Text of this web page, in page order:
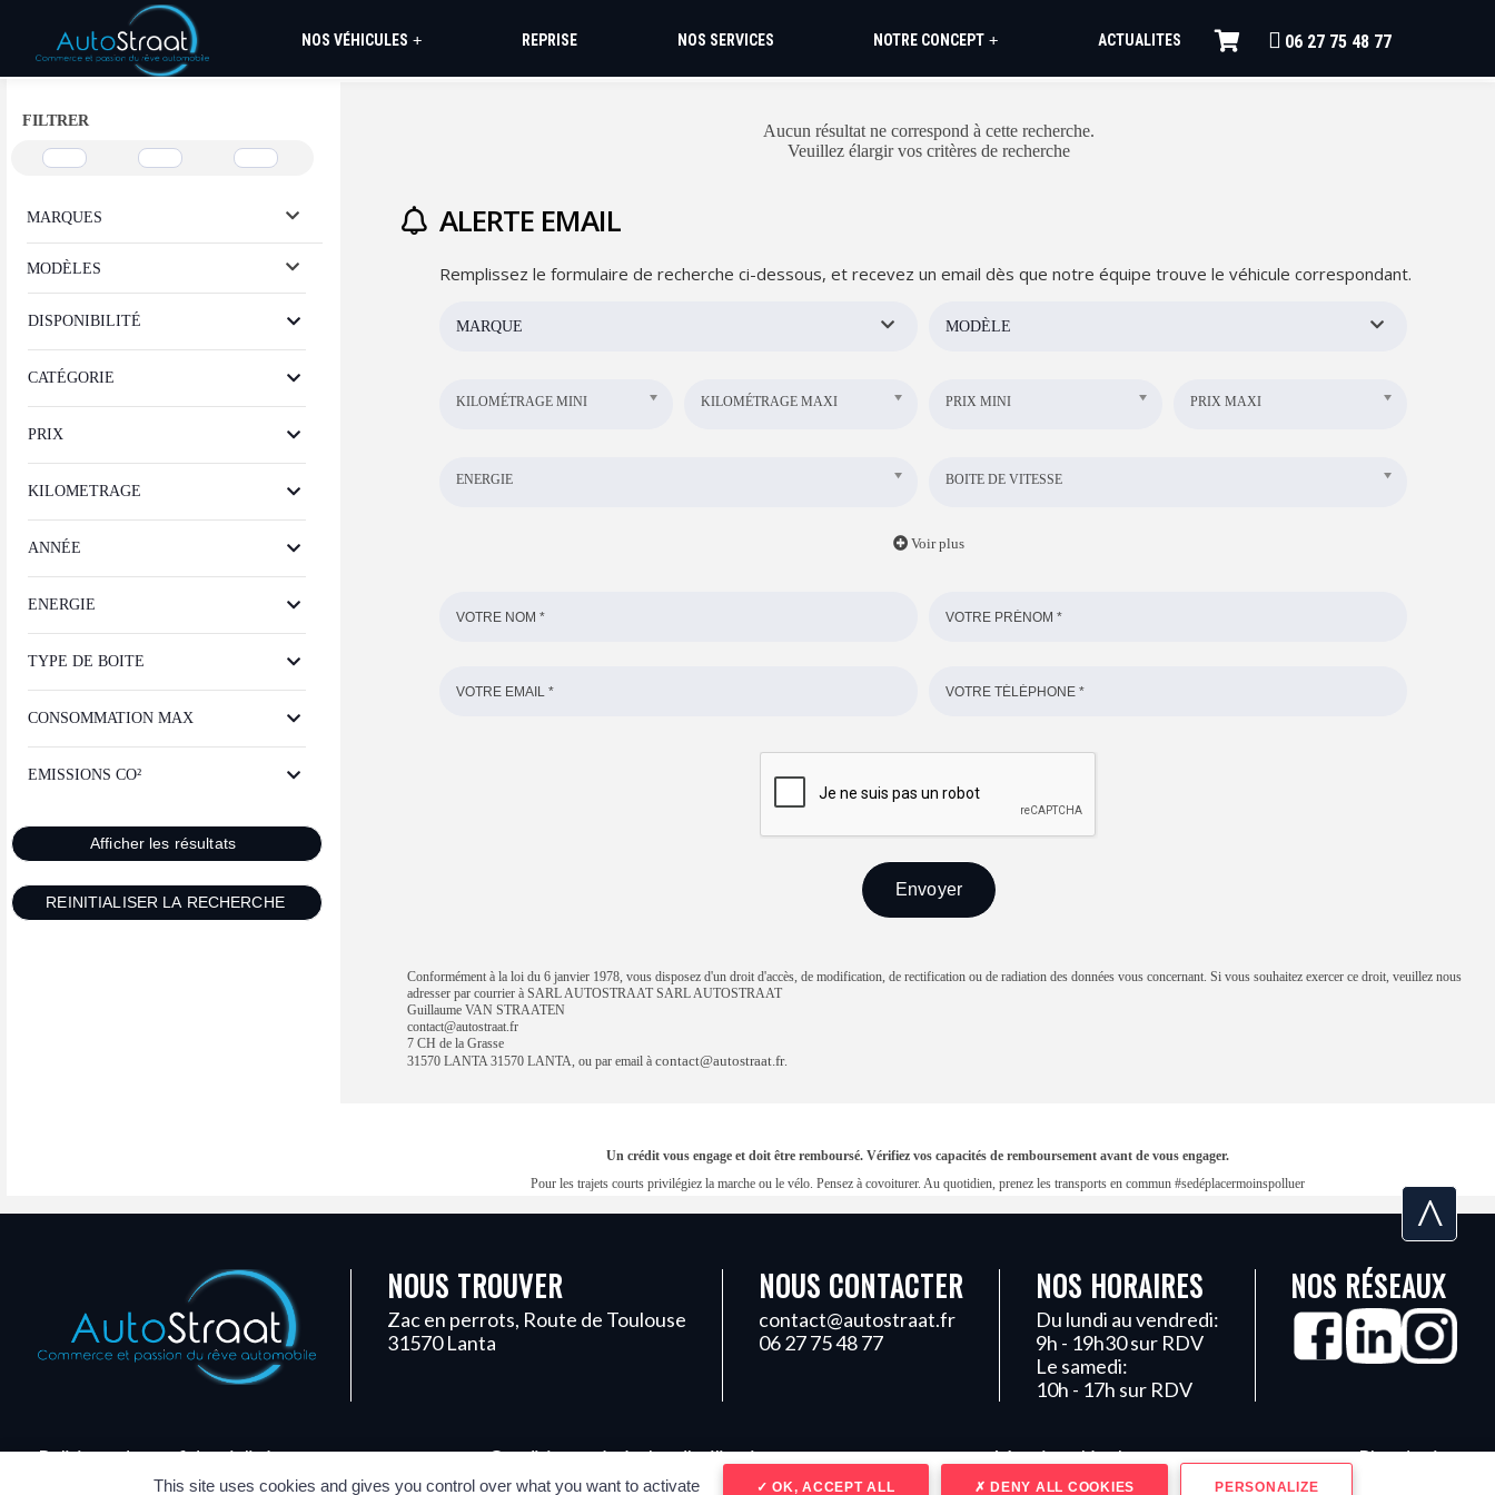
+
NOS VÉHICULES REPRISE NOS SERVICES +
NOTRE CONCEPT ACTUALITES 06 27 75 48 77
FILTRER
MARQUES
MODÈLES
DISPONIBILITÉ
CATÉGORIE
PRIX
KILOMETRAGE
ANNÉE
ENERGIE
TYPE DE BOITE
CONSOMMATION MAX
EMISSIONS CO²
Aucun résultat ne correspond à cette recherche.
Veuillez élargir vos critères de recherche
ALERTE EMAIL
Remplissez le formulaire de recherche ci-dessous, et recevez un email dès que notre équipe trouve le véhicule correspondant.
MARQUE MODÈLE
KILOMÉTRAGE MINI KILOMÉTRAGE MAXI PRIX MINI PRIX MAXI
ENERGIE BOITE DE VITESSE
Voir plus
Conformément à la loi du 6 janvier 1978, vous disposez d'un droit d'accès, de modification, de rectification ou de radiation des données vous concernant. Si vous souhaitez exercer ce droit, veuillez nous
adresser par courrier à SARL AUTOSTRAAT SARL AUTOSTRAAT
Guillaume VAN STRAATEN
contact@autostraat.fr
7 CH de la Grasse
31570 LANTA 31570 LANTA, ou par email à contact@autostraat.fr.
Un crédit vous engage et doit être remboursé. Vérifiez vos capacités de remboursement avant de vous engager.
Pour les trajets courts privilégiez la marche ou le vélo. Pensez à covoiturer. Au quotidien, prenez les transports en commun #sedéplacermoinspolluer
^
NOUS TROUVER
Zac en perrots, Route de Toulouse
31570 Lanta
NOUS CONTACTER
contact@autostraat.fr
06 27 75 48 77
NOS HORAIRES
Du lundi au vendredi:
9h - 19h30 sur RDV
Le samedi:
10h - 17h sur RDV
NOS RÉSEAUX
Politique de confidentialité Conditions générales d'utilisation Mentions légales Plan du site
This site uses cookies and gives you control over what you want to activate OK, ACCEPT ALL DENY ALL COOKIES PERSONALIZE